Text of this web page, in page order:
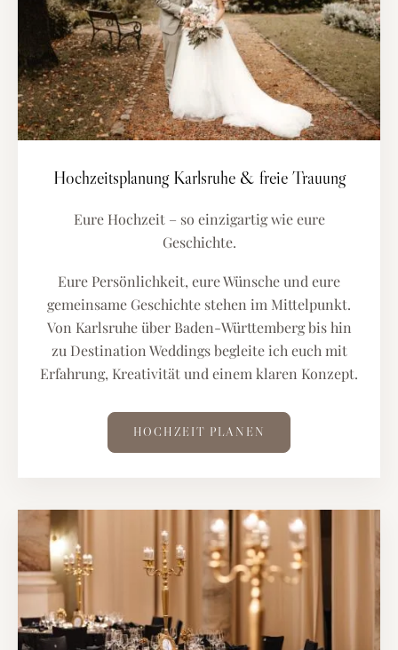
Hochzeitsplanung Karlsruhe & freie Trauung
Eure Hochzeit – so einzigartig wie eure
Geschichte.
Eure Persönlichkeit, eure Wünsche und eure
gemeinsame Geschichte stehen im Mittelpunkt.
Von Karlsruhe über Baden-Württemberg bis hin
zu Destination Weddings begleite ich euch mit
Erfahrung, Kreativität und einem klaren Konzept.
HOCHZEIT PLANEN